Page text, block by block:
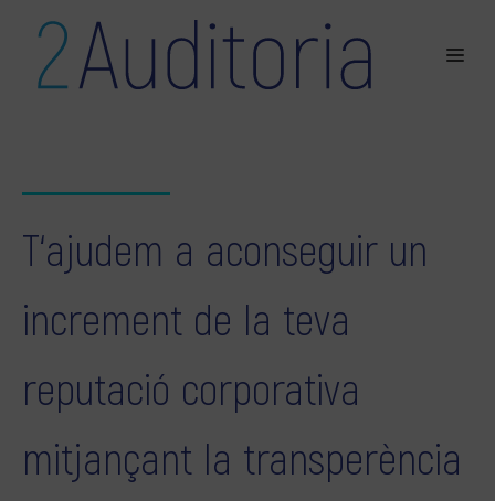
T‘ajudem a aconseguir un
increment de la teva
reputació corporativa
mitjançant la transperència